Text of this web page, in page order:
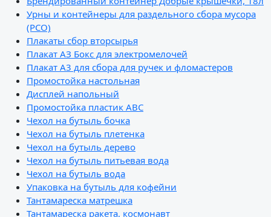
Урны и контейнеры для раздельного сбора мусора
(РСО)
Плакаты сбор вторсырья
Плакат АЗ Бокс для электромелочей
Плакат А3 для сбора для ручек и фломастеров
Промостойка настольная
Дисплей напольный
Промостойка пластик АВС
Чехол на бутыль бочка
Чехол на бутыль плетенка
Чехол на бутыль дерево
Чехол на бутыль питьевая вода
Чехол на бутыль вода
Упаковка на бутыль для кофейни
Тантамареска матрешка
Тантамареска ракета, космонавт